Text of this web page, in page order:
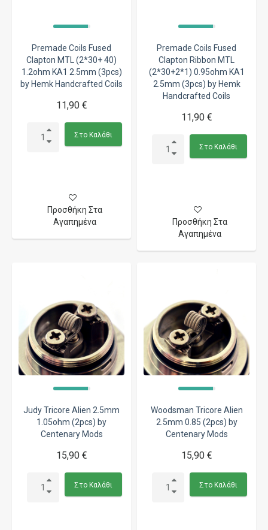
Premade Coils Fused
Clapton MTL (2*30+ 40)
1.2ohm KA1 2.5mm (3pcs)
by Hemk Handcrafted Coils
11,90 €
Στο Καλάθι
Προσθήκη Στα
Αγαπημένα
Premade Coils Fused
Clapton Ribbon MTL
(2*30+2*1) 0.95ohm KA1
2.5mm (3pcs) by Hemk
Handcrafted Coils
11,90 €
Στο Καλάθι
Προσθήκη Στα
Αγαπημένα
Judy Tricore Alien 2.5mm
1.05ohm (2pcs) by
Centenary Mods
15,90 €
Στο Καλάθι
Woodsman Tricore Alien
2.5mm 0.85 (2pcs) by
Centenary Mods
15,90 €
Στο Καλάθι